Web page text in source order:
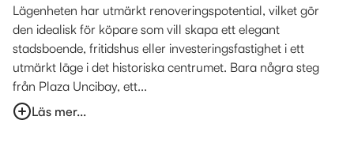
Lägenheten har utmärkt renoveringspotential, vilket gör
den idealisk för köpare som vill skapa ett elegant
stadsboende, fritidshus eller investeringsfastighet i ett
utmärkt läge i det historiska centrumet. Bara några steg
från Plaza Uncibay, ett...
Läs mer...